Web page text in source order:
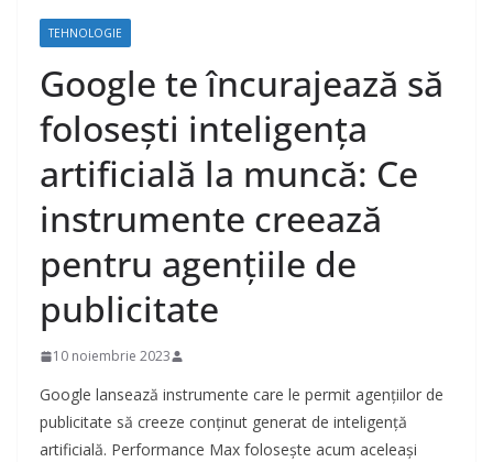
TEHNOLOGIE
Google te încurajează să
folosești inteligența
artificială la muncă: Ce
instrumente creează
pentru agențiile de
publicitate
10 noiembrie 2023
Google lansează instrumente care le permit agențiilor de
publicitate să creeze conținut generat de inteligență
artificială. Performance Max folosește acum aceleași